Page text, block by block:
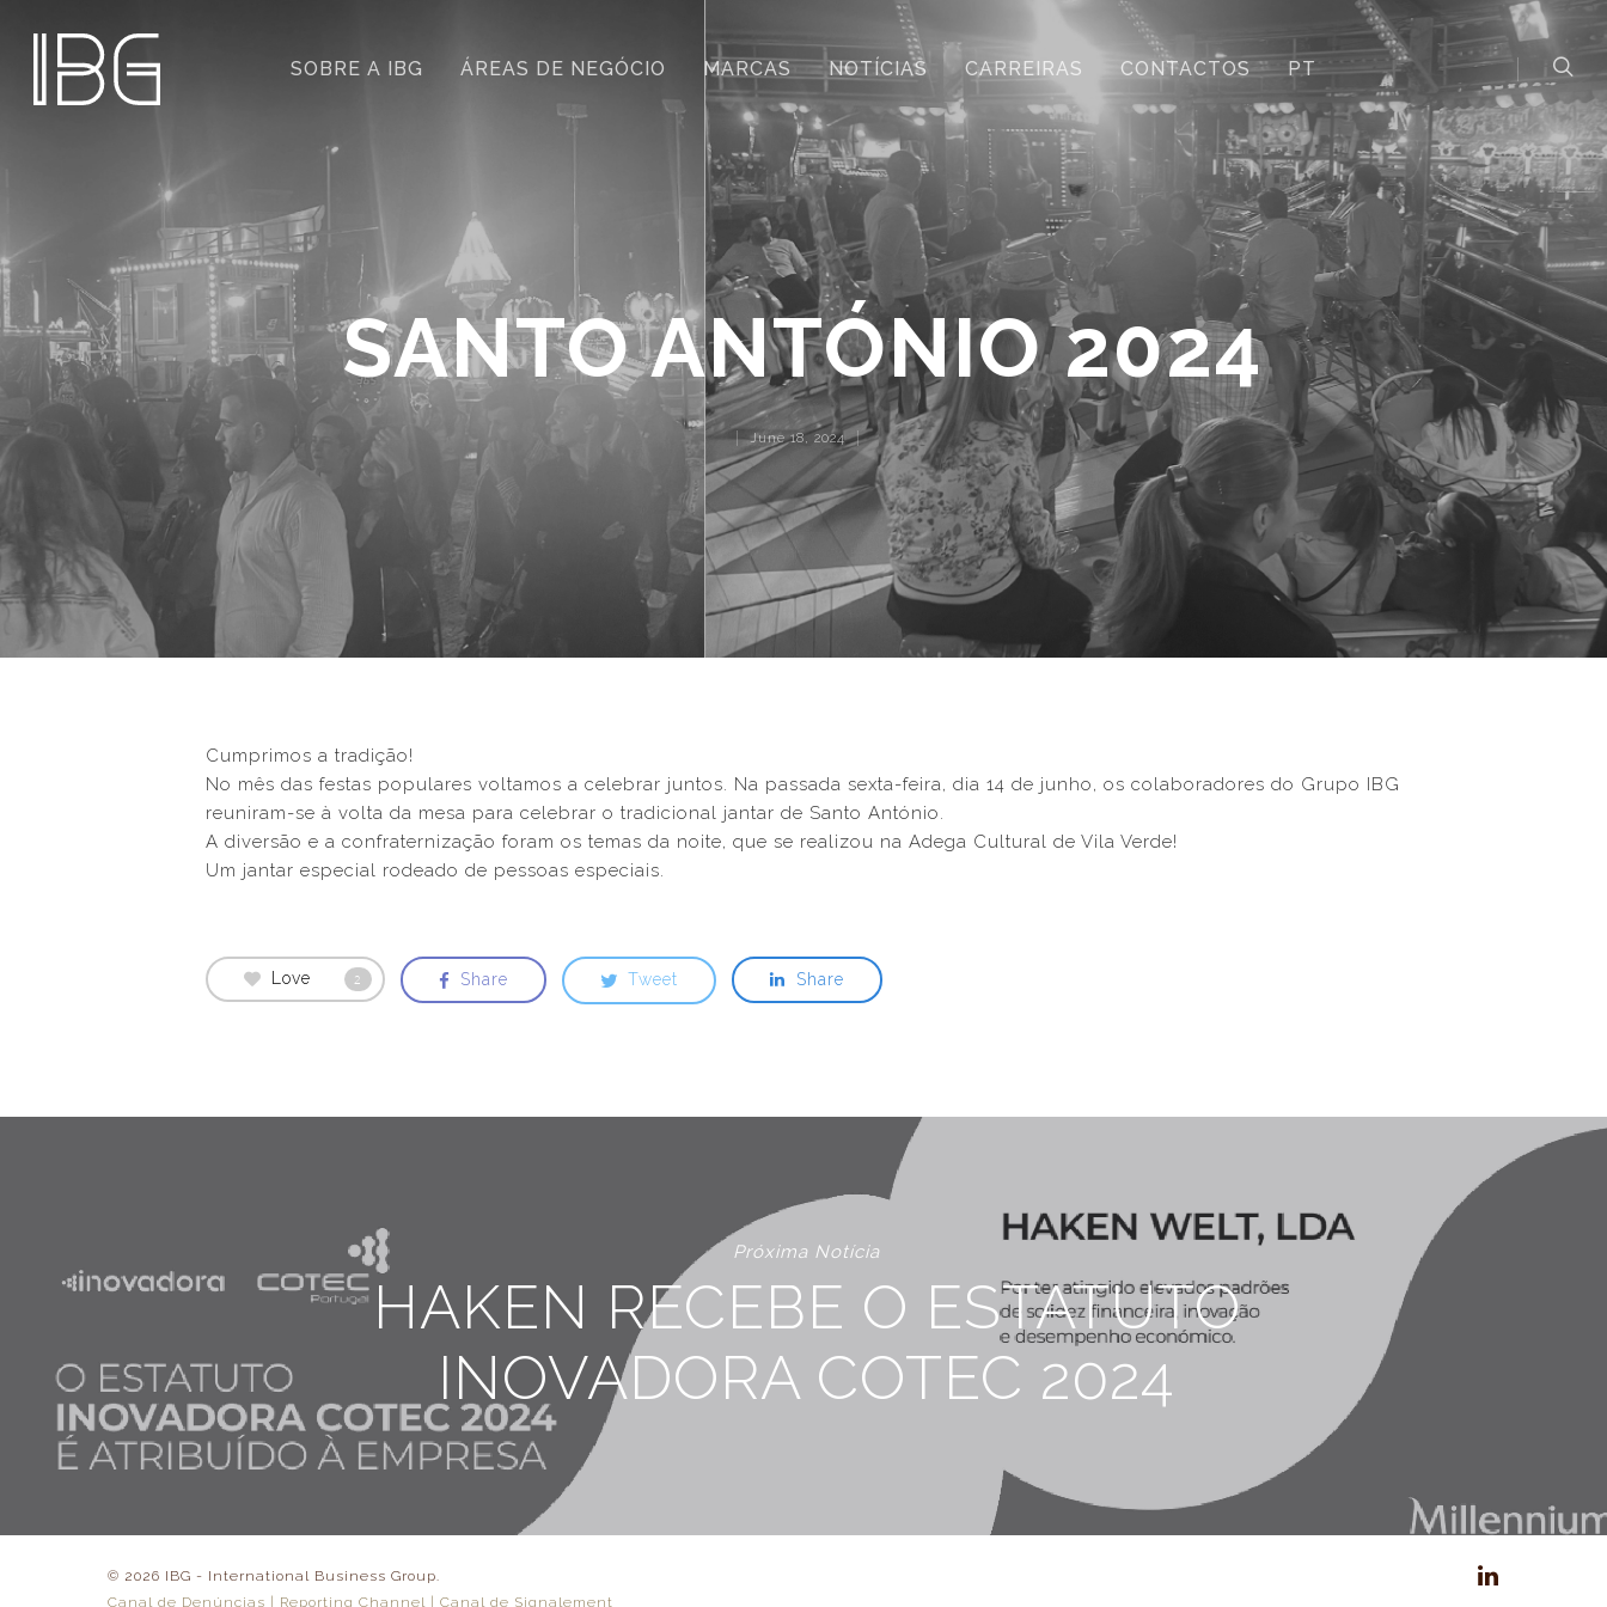
SOBRE A IBG ÁREAS DE NEGÓCIO MARCAS NOTÍCIAS CARREIRAS CONTACTOS PT
SANTO ANTÓNIO 2024
June 18, 2024
Cumprimos a tradição!
No mês das festas populares voltamos a celebrar juntos. Na passada sexta-feira, dia 14 de junho, os colaboradores do Grupo IBG
reuniram-se à volta da mesa para celebrar o tradicional jantar de Santo António.
A diversão e a confraternização foram os temas da noite, que se realizou na Adega Cultural de Vila Verde!
Um jantar especial rodeado de pessoas especiais.
Love 2 Share Tweet Share
Próxima Notícia
HAKEN RECEBE O ESTATUTO
INOVADORA COTEC 2024
© 2026 IBG - International Business Group.
Canal de Denúncias | Reporting Channel | Canal de Signalement